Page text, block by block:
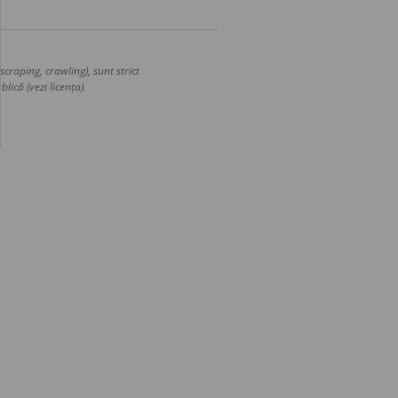
crawling), sunt strict
(vezi licența).